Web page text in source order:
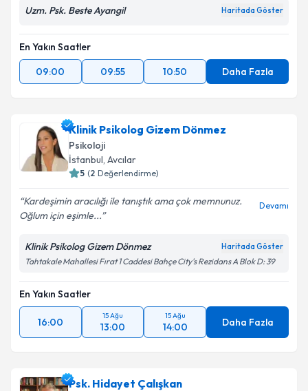
Uzm. Psk. Beste Ayangil Haritada Göster
En Yakın Saatler
09:00
09:55 10:50 Daha Fazla
Klinik Psikolog Gizem Dönmez
Psikoloji
İstanbul, Avcılar
5 (2 Değerlendirme)
Kardeşimin aracılığı ile tanıştık ama çok memnunuz.
Oğlum için eşimle...
Devamı
Klinik Psikolog Gizem Dönmez Haritada Göster
Tahtakale Mahallesi Fırat 1 Caddesi Bahçe City's Rezidans A Blok D: 39
En Yakın Saatler
16:00
15 Ağu
13:00
15 Ağu
14:00 Daha Fazla
Psk. Hidayet Çalışkan